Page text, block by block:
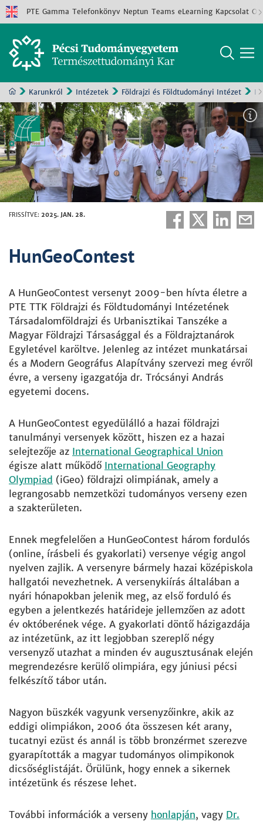
PTE Gamma Telefonkönyv Neptun Teams eLearning Kapcsolat
Karunkról Intézetek Földrajzi és Földtudományi Intézet
FRISSÍTVE: 2025. JAN. 28.
HunGeoContest
A HunGeoContest versenyt 2009-ben hívta életre a
PTE TTK Földrajzi és Földtudományi Intézetének
Társadalomföldrajzi és Urbanisztikai Tanszéke a
Magyar Földrajzi Társasággal és a Földrajztanárok
Egyletével karöltve. Jelenleg az intézet munkatársai
és a Modern Geográfus Alapítvány szervezi meg évről
évre, a verseny igazgatója dr. Trócsányi András
egyetemi docens.
A HunGeoContest egyedülálló a hazai földrajzi
tanulmányi versenyek között, hiszen ez a hazai
selejtezője az International Geographical Union
égisze alatt működő International Geography
Olympiad (iGeo) földrajzi olimpiának, amely a
legrangosabb nemzetközi tudományos verseny ezen
a szakterületen.
Ennek megfelelően a HunGeoContest három fordulós
(online, írásbeli és gyakorlati) versenye végig angol
nyelven zajlik. A versenyre bármely hazai középiskola
hallgatói nevezhetnek. A versenykiírás általában a
nyári hónapokban jelenik meg, az első forduló és
egyben a jelentkezés határideje jellemzően az adott
év októberének vége. A gyakorlati döntő házigazdája
az intézetünk, az itt legjobban szereplő négy
versenyző utazhat a minden év augusztusának elején
megrendezésre kerülő olimpiára, egy júniusi pécsi
felkészítő tábor után.
Nagyon büszkék vagyunk versenyzőinkre, akik az
eddigi olimpiákon, 2006 óta összesen két arany,
tucatnyi ezüst és annál is több bronzérmet szerezve
gyarapították a magyar tudományos olimpikonok
dicsőséglistáját. Örülünk, hogy ennek a sikernek
intézetünk és részese lehet.
További információk a verseny honlapján, vagy Dr.